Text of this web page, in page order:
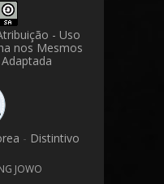
- Uso
nos Mesmos
- Distintivo
JOWO